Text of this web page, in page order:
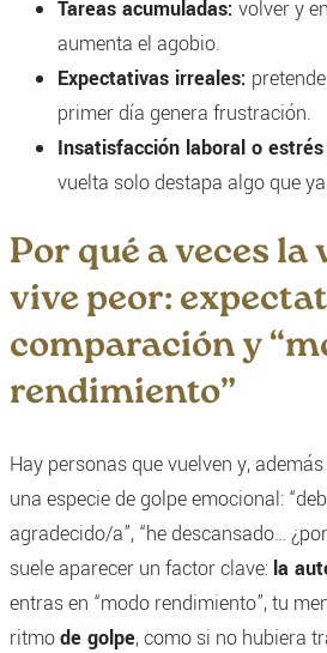
Tareas acumuladas: volver y
aumenta el agobio.
Expectativas irreales:
primer día genera frustración.
Insatisfacción laboral o
vuelta solo destapa algo que
Por qué a veces la
vive peor:
comparación y
rendimiento”
Hay personas que vuelven y,
una especie de golpe emocional:
agradecido/a”, “he descansado…
suele aparecer un factor clave: la
entras en “modo rendimiento”, tu
ritmode golpe, como si no hubiera